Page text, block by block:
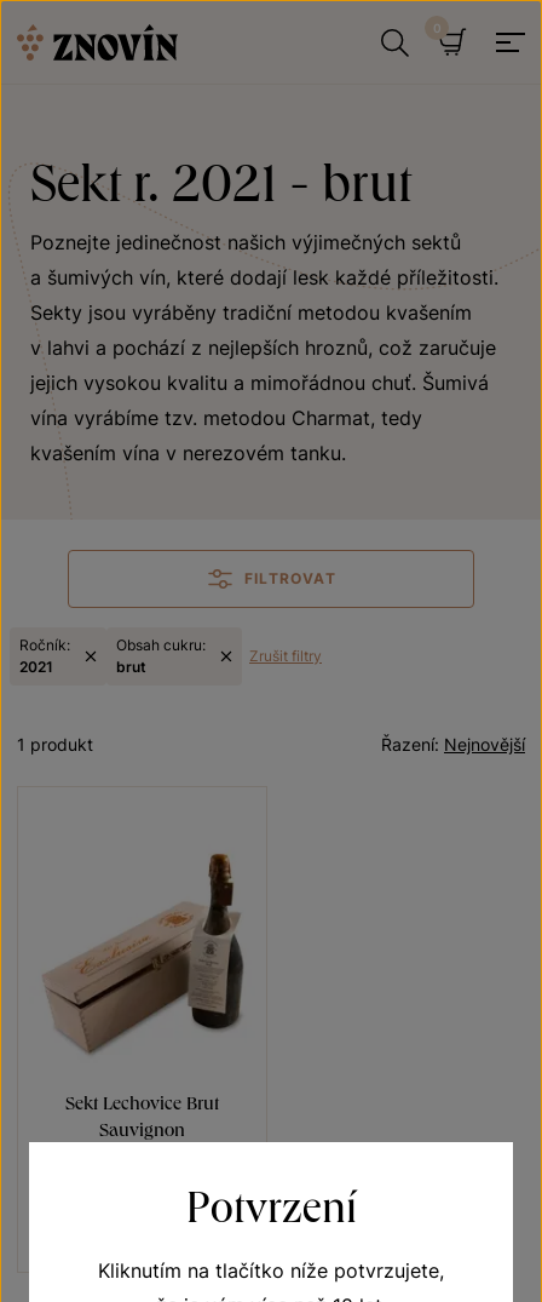
Sekt r. 2021 - brut
Poznejte jedinečnost našich výjimečných sektů
a šumivých vín, které dodají lesk každé příležitosti.
Sekty jsou vyráběny tradiční metodou kvašením
v lahvi a pochází z nejlepších hroznů, což zaručuje
jejich vysokou kvalitu a mimořádnou chuť. Šumivá
vína vyrábíme tzv. metodou Charmat, tedy
kvašením vína v nerezovém tanku.
FILTROVAT
Ročník:
2021
Obsah cukru:
brut
Zrušit filtry
Nejnovější
Řazení:
1 produkt
Sekt Lechovice Brut
Sauvignon
jakostní šumivé víno 2021Potvrzení
Kliknutím na tlačítko níže potvrzujete,